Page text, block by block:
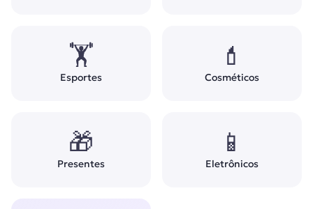
🏋
Esportes
💄
Cosméticos
🎁
Presentes
📱
Eletrônicos